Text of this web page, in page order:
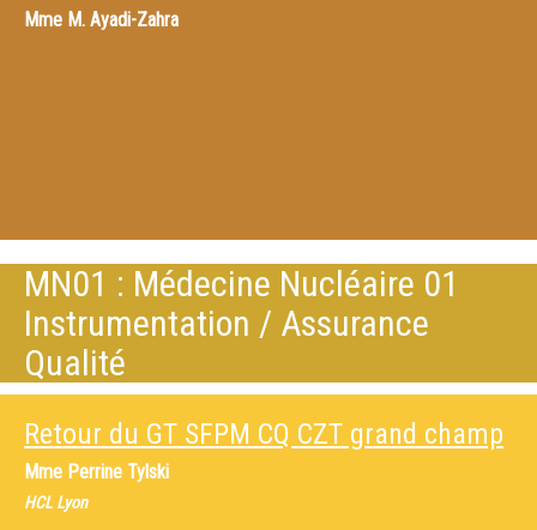
Mme M. Ayadi-Zahra
MN01 : Médecine Nucléaire 01
Instrumentation / Assurance
Qualité
Retour du GT SFPM CQ CZT grand champ
Mme Perrine Tylski
HCL Lyon